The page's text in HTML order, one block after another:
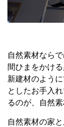
自然素材なら
間ひまをかけ
新建材のよう
としたお手入
るのが、自然
自然素材の家